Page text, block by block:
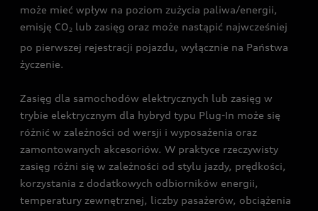
może mieć wpływ na poziom zużycia paliwa/energii,
emisję CO2 lub zasięg oraz może nastąpić najwcześniej
po pierwszej rejestracji pojazdu, wyłącznie na Państwa
życzenie.
Zasięg dla samochodów elektrycznych lub zasięg w
trybie elektrycznym dla hybryd typu Plug-In może się
różnić w zależności od wersji i wyposażenia oraz
zamontowanych akcesoriów. W praktyce rzeczywisty
zasięg różni się w zależności od stylu jazdy, prędkości,
korzystania z dodatkowych odbiorników energii,
temperatury zewnętrznej, liczby pasażerów, obciążenia